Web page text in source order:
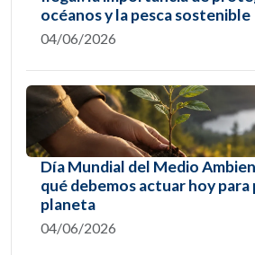
océanos y la pesca sostenible
04/06/2026
Día Mundial del Medio
qué debemos actuar hoy
planeta
04/06/2026